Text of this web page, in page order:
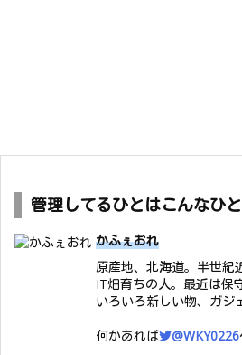
管理してるひとはこんなひと
かふぇおれ
原産地、北海道。半世紀
IT畑育ちの人。最近は保
いろいろ新しい物、ガジ
何かあれば
@WKY0226